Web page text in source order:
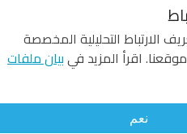
التحليلية المخصصة
اقرأ المزيد فيبيان ملفات